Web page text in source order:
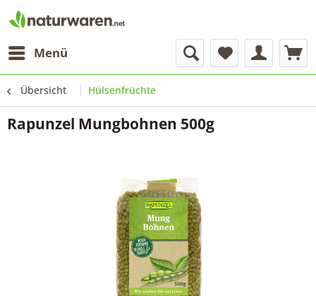
Menü
Übersicht Hülsenfrüchte
Rapunzel Mungbohnen 500g